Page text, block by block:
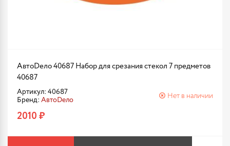
АвтоDело 40687 Набор для срезания стекол 7 предметов
40687
Артикул: 40687
Бренд: АвтоDело
Нет в наличии
2010 ₽